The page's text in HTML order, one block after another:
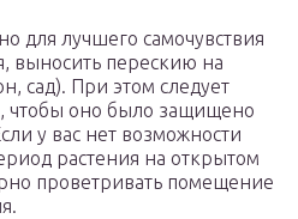
для лучшего самочувствия
выносить перескию на
сад). При этом следует
чтобы оно было защищено
у вас нет возможности
растения на открытом
проветривать помещение